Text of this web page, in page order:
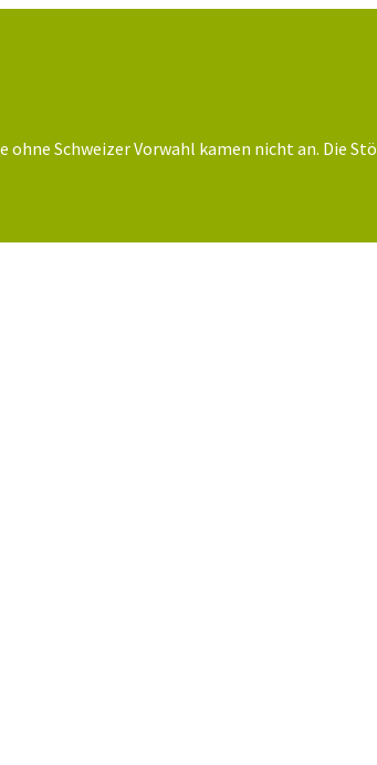
Schweizer Vorwahl kamen nicht an. Die